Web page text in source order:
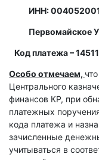
ИНН:
Первомайское
Код платежа –
Особо отмечаем,
Центрального
финансов КР, при
платежных
кода платежа и
зачисленные
учитываться в